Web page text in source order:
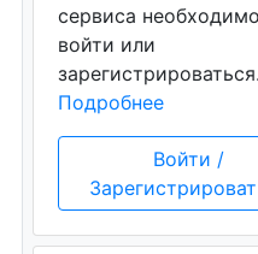
сервиса
войти или
Подробнее
Войти /